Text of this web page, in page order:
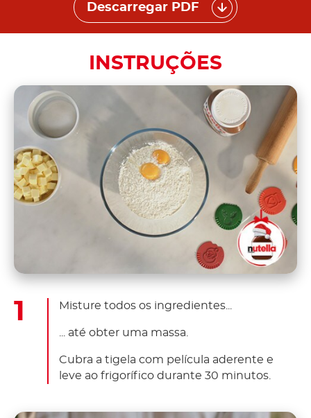
Descarregar PDF
INSTRUÇÕES
Misture todos os ingredientes...
... até obter uma massa.
Cubra a tigela com película aderente e
leve ao frigorífico durante 30 minutos.